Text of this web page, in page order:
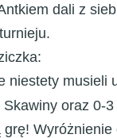
dali z
niestety musieli
Skawiny oraz 0-
Wyróżnienie